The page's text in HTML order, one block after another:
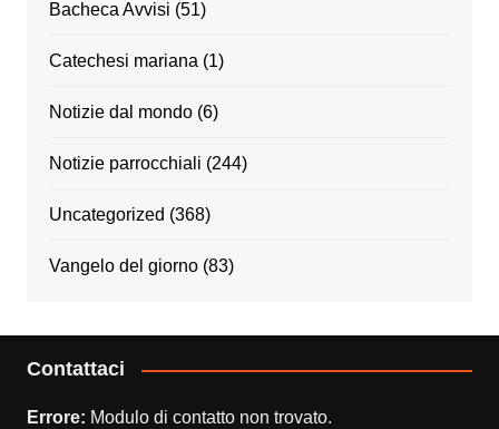
Bacheca Avvisi (51)
Catechesi mariana (1)
Notizie dal mondo(6)
Notizie parrocchiali (244)
Uncategorized (368)
Vangelo del giorno(83)
Contattaci
Errore: Modulo di contatto non trovato.